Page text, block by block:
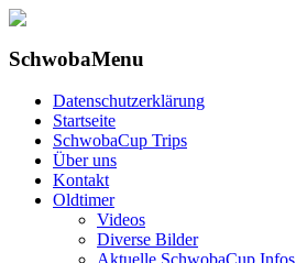
SchwobaMenu
Datenschutzerklärung
Startseite
SchwobaCup Trips
Über uns
Kontakt
Oldtimer
Videos
Diverse Bilder